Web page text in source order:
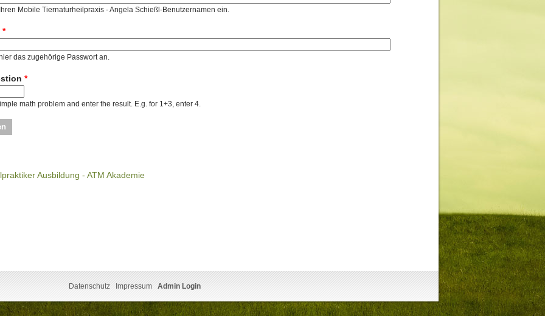
Mobile Tiernaturheilpraxis - Angela Schießl-Benutzernamen ein.
*
das zugehörige Passwort an.
*
math problem and enter the result. E.g. for 1+3, enter 4.
Datenschutz Impressum Admin Login